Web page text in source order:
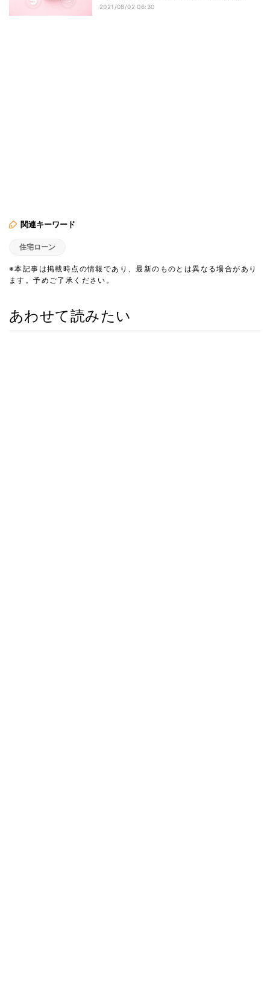
2021/08/02 06:30
関連キーワード
住宅ローン
※本記事は掲載時点の情報であり、最新のものとは異なる場合があり
ます。予めご了承ください。
あわせて読みたい